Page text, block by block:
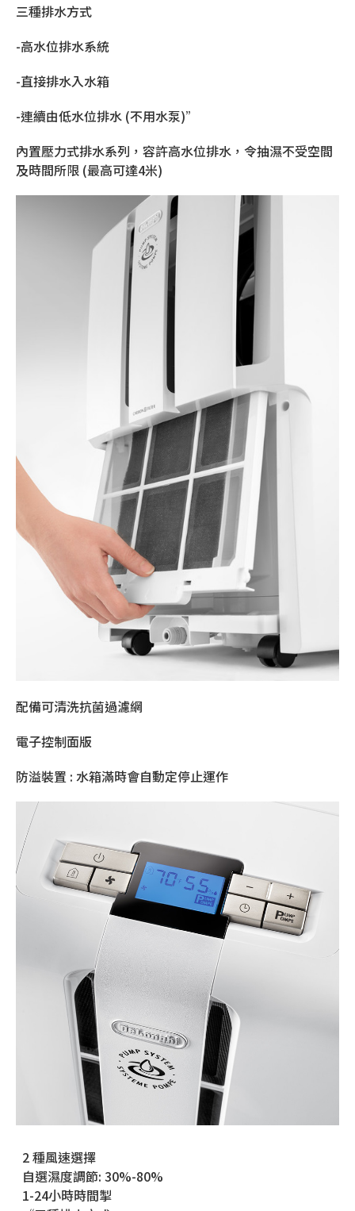
三種排水方式
-高水位排水系統
-直接排水入水箱
-連續由低水位排水 (不用水泵)”
內置壓力式排水系列，容許高水位排水，令抽濕不受空間
及時間所限 (最高可達4米)
配備可清洗抗菌過濾網
電子控制面版
防溢裝置 : 水箱滿時會自動定停止運作
2 種風速選擇
自選濕度調節: 30%-80%
1-24小時時間掣